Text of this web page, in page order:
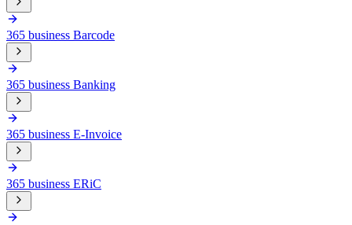
365 business Barcode
365 business Banking
365 business E-Invoice
365 business ERiC